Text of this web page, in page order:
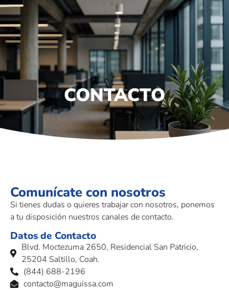
contacto@maguissa.com (844) 688-2196
CONTACTO
Comunícate con nosotros
Si tienes dudas o quieres trabajar con nosotros, ponemos
a tu disposición nuestros canales de contacto.
Datos de Contacto
Blvd. Moctezuma 2650, Residencial San Patricio,
25204 Saltillo, Coah.
(844) 688-2196
contacto@maguissa.com